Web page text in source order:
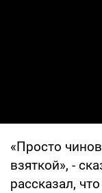
«Просто
взяткой», -
рассказал,